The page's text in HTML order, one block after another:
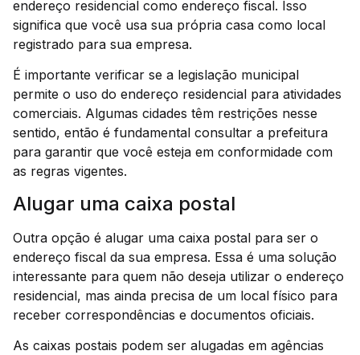
endereço residencial como endereço fiscal. Isso
significa que você usa sua própria casa como local
registrado para sua empresa.
É importante verificar se a legislação municipal
permite o uso do endereço residencial para atividades
comerciais. Algumas cidades têm restrições nesse
sentido, então é fundamental consultar a prefeitura
para garantir que você esteja em conformidade com
as regras vigentes.
Alugar uma caixa postal
Outra opção é alugar uma caixa postal para ser o
endereço fiscal da sua empresa. Essa é uma solução
interessante para quem não deseja utilizar o endereço
residencial, mas ainda precisa de um local físico para
receber correspondências e documentos oficiais.
As caixas postais podem ser alugadas em agências